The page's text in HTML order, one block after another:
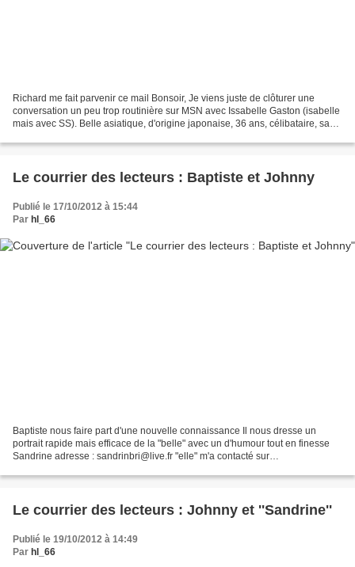
Richard me fait parvenir ce mail Bonsoir, Je viens juste de clôturer une
conversation un peu trop routinière sur MSN avec Issabelle Gaston (isabelle
mais avec SS). Belle asiatique, d'origine japonaise, 36 ans, célibataire, sans
Le courrier des lecteurs : Baptiste et Johnny
Publié le 17/10/2012 à 15:44
Par hl_66
Baptiste nous faire part d'une nouvelle connaissance Il nous dresse un
portrait rapide mais efficace de la "belle" avec un d'humour tout en finesse
Sandrine adresse : sandrinbri@live.fr "elle" m'a contacté sur
Le courrier des lecteurs : Johnny et ''Sandrine''
Publié le 19/10/2012 à 14:49
Par hl_66